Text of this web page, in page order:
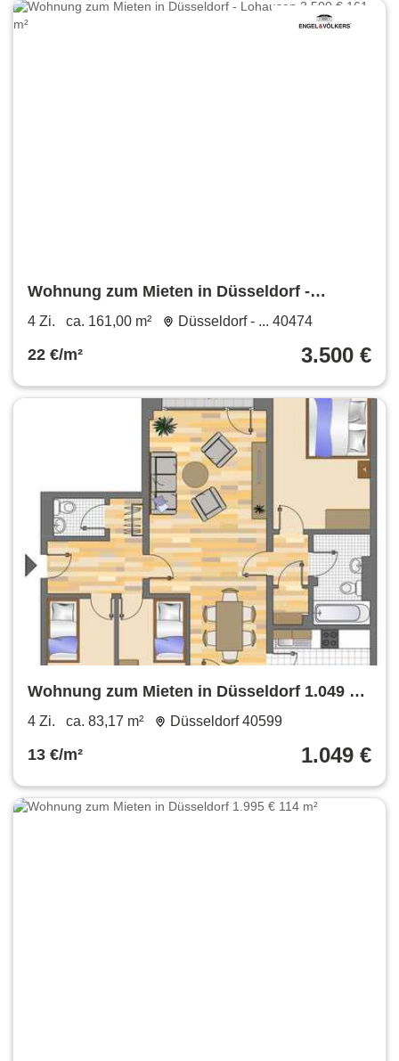
Wohnung zum Mieten in Düsseldorf -
Lohausen 3.500 € 161 m²
4 Zi. ca. 161,00 m² Düsseldorf - ... 40474
22 €/m² 3.500 €
Wohnung zum Mieten in Düsseldorf 1.049 €
83.17 m²
4 Zi. ca. 83,17 m² Düsseldorf 40599
13 €/m² 1.049 €